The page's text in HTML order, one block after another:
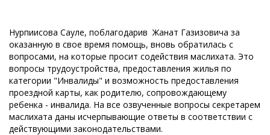
Нурпиисова Сауле, поблагодарив Жанат Газизовича за
оказанную в свое время помощь, вновь обратилась с
вопросами, на которые просит содействия маслихата. Это
вопросы трудоустройства, предоставления жилья по
категории "Инвалиды" и возможность предоставления
проездной карты, как родителю, сопровождающему
ребенка - инвалида. На все озвученные вопросы секретарем
маслихата даны исчерпывающие ответы в соответствии с
действующими законодательствами.